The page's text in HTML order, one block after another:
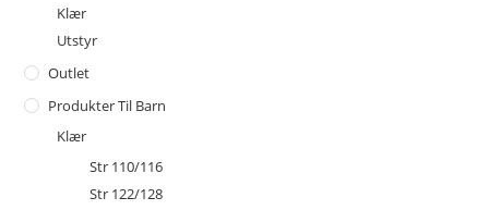
Klær
Utstyr
Outlet
Produkter Til Barn
Klær
Str 110/116
Str 122/128